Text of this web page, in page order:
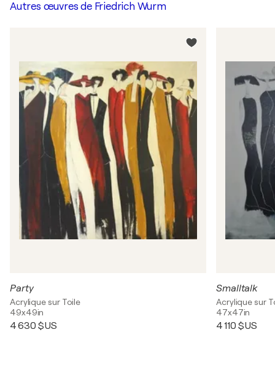
Autres œuvres de Friedrich Wurm
Party
Acrylique sur Toile
49x49in
4 630 $US
Smalltalk
Acrylique sur
47x47in
4 110 $US